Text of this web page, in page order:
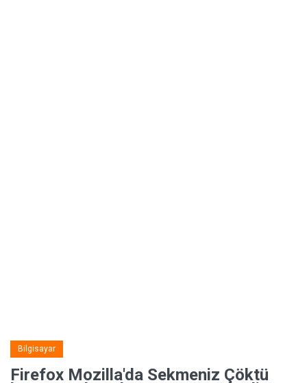
Bilgisayar
Firefox Mozilla'da Sekmeniz Çöktü